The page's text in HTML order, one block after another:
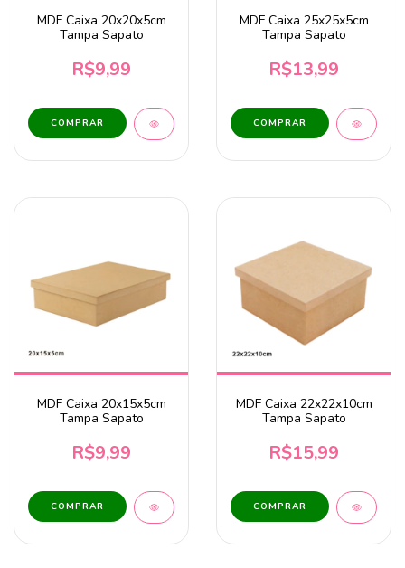
MDF Caixa 20x20x5cm
Tampa Sapato
R$9,99
MDF Caixa 25x25x5cm
Tampa Sapato
R$13,99
MDF Caixa 20x15x5cm
Tampa Sapato
R$9,99
MDF Caixa 22x22x10cm
Tampa Sapato
R$15,99